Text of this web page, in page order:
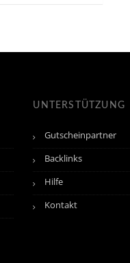
UNTERSTÜTZUNG
Gutscheinpartner
Backlinks
Hilfe
Kontakt